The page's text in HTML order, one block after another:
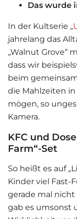
Das wurde
In der Kultserie „
jahrelang das
„Walnut Grove“
dass wir
beim
die Mahlzeiten
mögen, so
Kamera.
KFC und
Farm“-Set
So heißt es auf
Kinder viel Fast-
gerade mal
gab es umsonst